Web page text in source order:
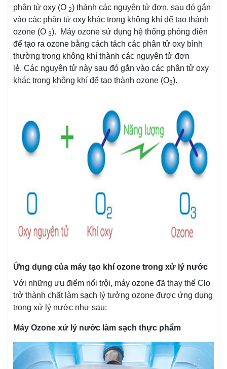
phân tử oxy (O 2) thành các nguyên tử đơn, sau đó gắn
vào các phân tử oxy khác trong không khí để tạo thành
ozone (O 3). Máy ozone sử dụng hệ thống phóng điện
để tạo ra ozone bằng cách tách các phân tử oxy bình
thường trong không khí thành các nguyên tử đơn
lẻ. Các nguyên tử này sau đó gắn vào các phân tử oxy
khác trong không khí để tạo thành ozone (O3).
Ứng dụng của máy tạo khí ozone trong xử lý nước
Với những ưu điểm nổi trội, máy ozone đã thay thế Clo
trở thành chất làm sạch lý tưởng ozone được ứng dụng
trong xử lý nước như sau:
Máy Ozone xử lý nước làm sạch thực phẩm